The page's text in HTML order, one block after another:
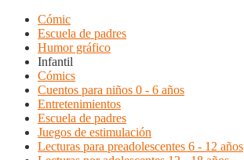
Cómic
Escuela de padres
Humor gráfico
Infantil
Cómics
Cuentos para niños 0 - 6 años
Entretenimientos
Escuela de padres
Juegos de estimulación
Lecturas para preadolescentes 6 - 12 años